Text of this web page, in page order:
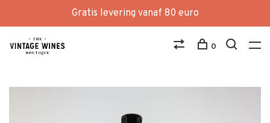
Gratis levering vanaf 80 euro
0